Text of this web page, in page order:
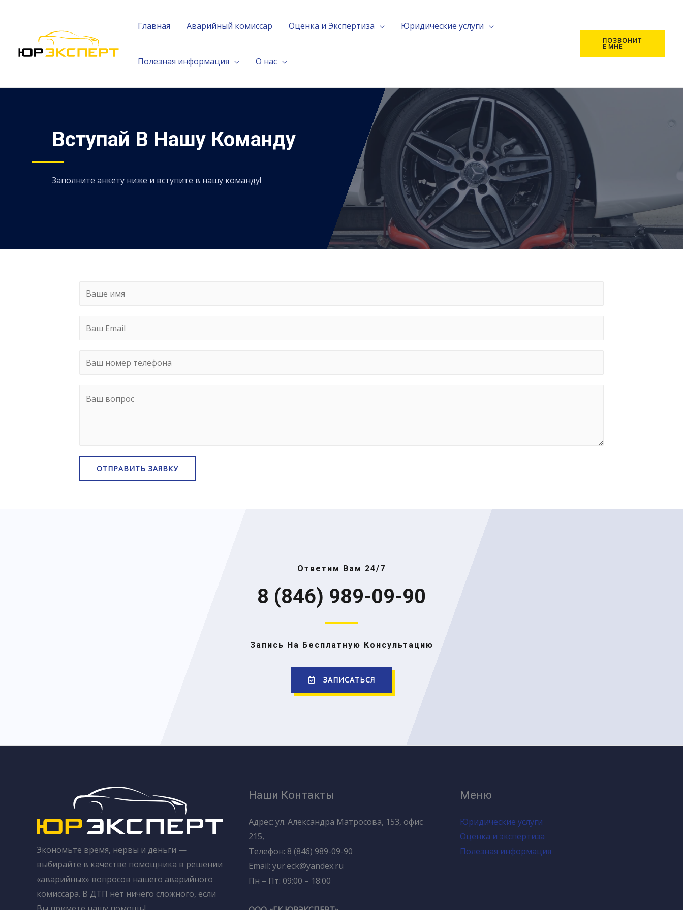
Главная Аварийный комиссар Оценка и Экспертиза Юридические услуги
Полезная информация О нас
ПОЗВОНИТ
Е МНЕ
Вступай В Нашу Команду
Заполните анкету ниже и вступите в нашу команду!
ОТПРАВИТЬ ЗАЯВКУ
Ответим Вам 24/7
8 (846) 989-09-90
Запись На Бесплатную Консультацию
ЗАПИСАТЬСЯ
Экономьте время, нервы и деньги —
выбирайте в качестве помощника в решении
«аварийных» вопросов нашего аварийного
комиссара. В ДТП нет ничего сложного, если
Наши Контакты
Адрес: ул. Александра Матросова, 153, офис
215,
Телефон: 8 (846) 989-09-90
Email: yur.eck@yandex.ru
Пн – Пт: 09:00 – 18:00
Меню
Юридические услуги
Оценка и экспертиза
Полезная информация